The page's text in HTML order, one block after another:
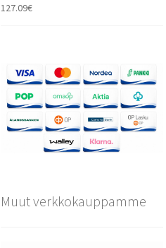
127.09€
Muut verkkokauppamme